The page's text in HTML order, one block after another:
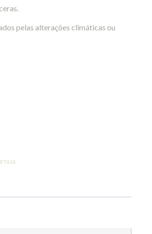
pelas alterações climáticas ou